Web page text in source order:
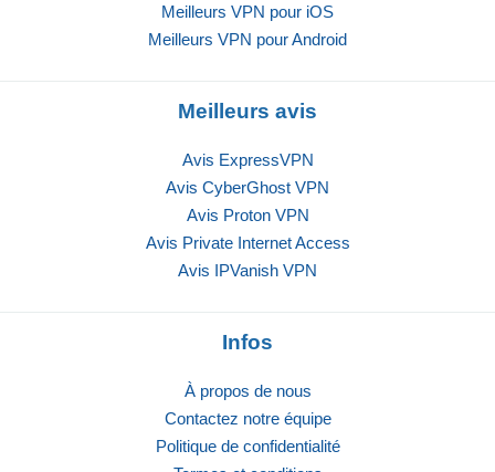
Meilleurs VPN pour iOS
Meilleurs VPN pour Android
Meilleurs avis
Avis ExpressVPN
Avis CyberGhost VPN
Avis Proton VPN
Avis Private Internet Access
Avis IPVanish VPN
Infos
À propos de nous
Contactez notre équipe
Politique de confidentialité